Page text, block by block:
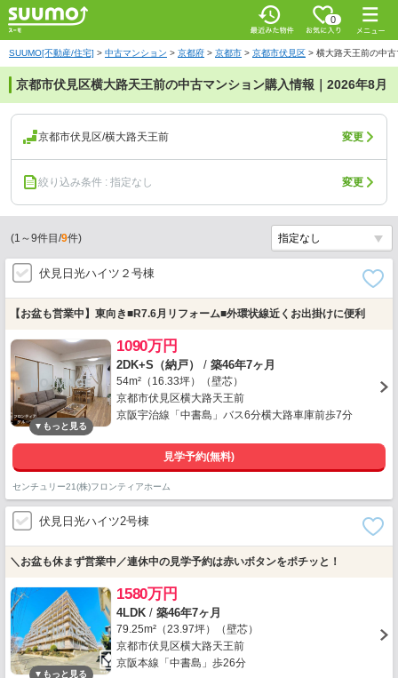
0
SUUMO[不動産/住宅] > 中古マンション > 京都府 > 京都市 > 京都市伏見区 > 横大路天王前の中
京都市伏見区横大路天王前の中古マンション購入情報｜2026年8月
京都市伏見区/横大路天王前 変更
絞り込み条件 : 指定なし 変更
(1 ～9件目/9件)
伏見日光ハイツ２号棟
【お盆も営業中】東向き■R7.6月リフォーム■外環状線近くお出掛けに便利
1090万円
2DK+S（納戸） / 築46年7ヶ月
54m²（16.33坪）（壁芯）
京都市伏見区横大路天王前
京阪宇治線「中書島」バス6分横大路車庫前歩7分
見学予約(無料)
センチュリー21(株)フロンティアホーム
伏見日光ハイツ2号棟
＼お盆も休まず営業中／連休中の見学予約は赤いボタンをポチッと！
1580万円
4LDK / 築46年7ヶ月
79.25m²（23.97坪）（壁芯）
京都市伏見区横大路天王前
京阪本線「中書島」歩26分